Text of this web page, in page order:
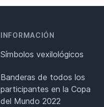
INFORMACIÓN
Símbolos vexilológicos
Banderas de todos los
participantes en la Copa
del Mundo 2022